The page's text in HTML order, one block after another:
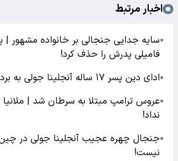
اخبار مرتبط
●سایه جدایی جنجالی بر خانواده مشهور |
فامیلی پدرش را حذف کرد!
●ادای دین پسر ۱۷ ساله آنجلینا جولی به برد پیت
●عروس ترامپ مبتلا به سرطان شد |
نداد!
●جنجال چهره عجیب آنجلینا جولی در چین
نیست!